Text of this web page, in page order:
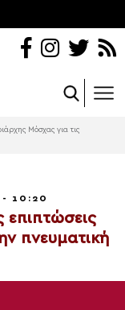
Μόσχας για τις
10:20
επιπτώσεις
πνευματική